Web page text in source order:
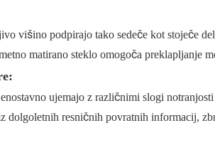
višino podpirajo tako sedeče kot stoječe
matirano steklo omogoča preklapljanje
ujemajo z različnimi slogi
dolgoletnih resničnih povratnih informacij,